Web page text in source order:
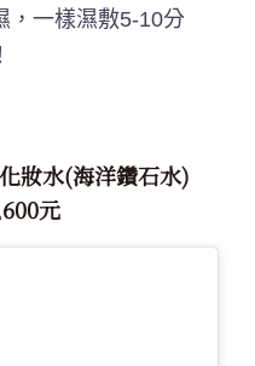
，一樣濕敷5-10分
妝水(海洋鑽石水)
元